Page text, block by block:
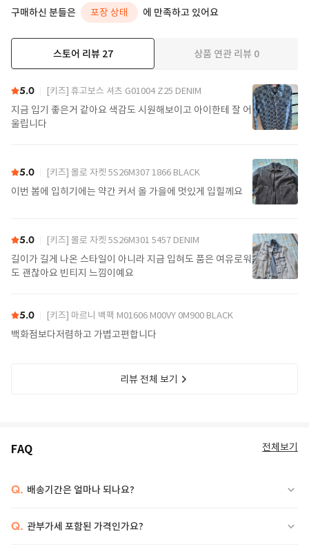
Color: Pink
Details: 90% Cotton, 7% Polyamide, 3% Elastane. Machine wash at
구매하신 분들은 포장 상태 에 만족하고 있어요
스토어 리뷰 27 상품 연관 리뷰 0
5.0 [키즈] 휴고보스 셔츠 G01004 Z25 DENIM
지금 입기 좋은거 같아요 색감도 시원해보이고 아이한테 잘 어
울립니다
5.0 [키즈] 몰로 자켓 5S26M307 1866 BLACK
이번 봄에 입히기에는 약간 커서 올 가을에 멋있게 입힐께요
5.0 [키즈] 몰로 자켓 5S26M301 5457 DENIM
길이가 길게 나온 스타일이 아니라 지금 입혀도 품은 여유로워
도 괜찮아요 빈티지 느낌이예요
5.0 [키즈] 마르니 백팩 M01606 M00VY 0M900 BLACK
백화점보다저렴하고 가볍고편합니다
리뷰 전체 보기
FAQ 전체보기
Q. 배송기간은 얼마나 되나요?
Q. 관부가세 포함된 가격인가요?